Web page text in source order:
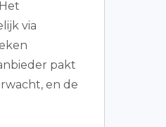
via
pakt
en de